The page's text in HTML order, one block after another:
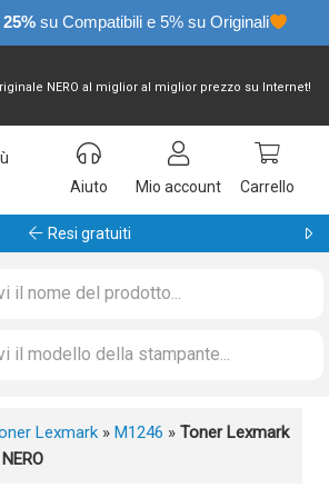
su Compatibili e 5% su Originali
NERO al miglior al miglior prezzo su Internet!
Aiuto
Mio account Carrello
Garanzia 24 mesi
Lexmark » M1246 » Toner Lexmark